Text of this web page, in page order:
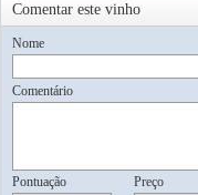
Comentar este vinho
Nome
Comentário
Pontuação Preço